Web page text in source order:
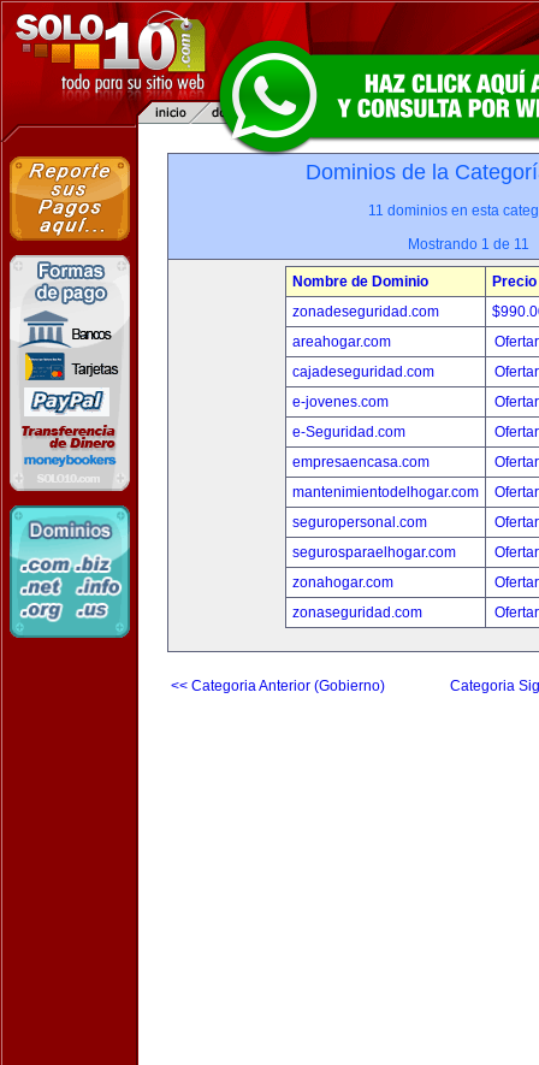
Dominios de la
11 dominios en esta
Mostrando 1 de 11
Nombre de Dominio
Precio
zonadeseguridad.com
areahogar.com
cajadeseguridad.com
e-jovenes.com
e-Seguridad.com
empresaencasa.com
mantenimientodelhogar.com
seguropersonal.com
segurosparaelhogar.com
zonahogar.com
zonaseguridad.com
<< Categoria Anterior (Gobierno) Categoria